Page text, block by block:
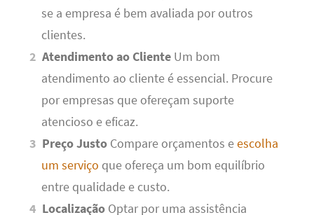
se a empresa é bem avaliada por outros
clientes.
Atendimento ao Cliente Um bom
atendimento ao cliente é essencial. Procure
por empresas que ofereçam suporte
atencioso e eficaz.
Preço Justo Compare orçamentos eescolha
um serviço que ofereça um bom equilíbrio
entre qualidade e custo.
Localização Optar por uma assistência